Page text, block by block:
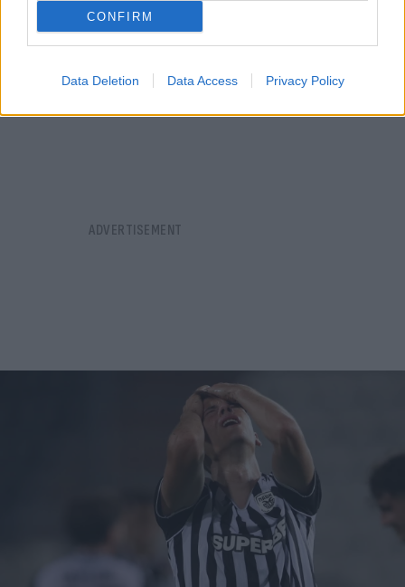
CONFIRM
Data Deletion Data Access Privacy Policy
Βουλγαρία αποκάλυψε τη γέφυρα του
Μεγάλου Κωνσταντίνου